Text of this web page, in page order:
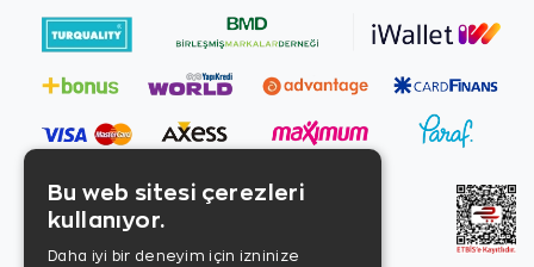
Bu web sitesi çerezleri
kullanıyor.
Daha iyi bir deneyim için izninize